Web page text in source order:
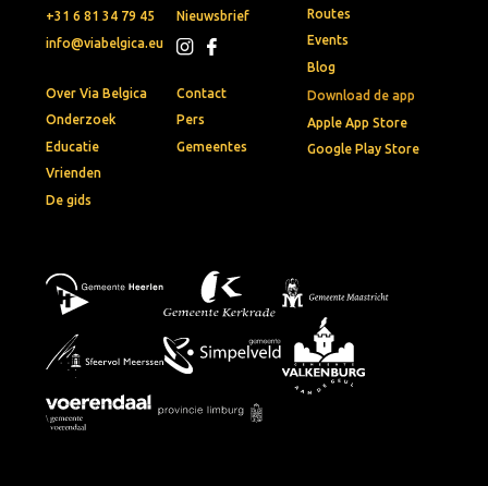
+31 6 81 34 79 45
info@viabelgica.eu
Nieuwsbrief
Download de app
Apple App Store
Google Play Store
Routes
Events
Blog
Over Via Belgica
Onderzoek
Educatie
Vrienden
De gids
Contact
Pers
Gemeentes